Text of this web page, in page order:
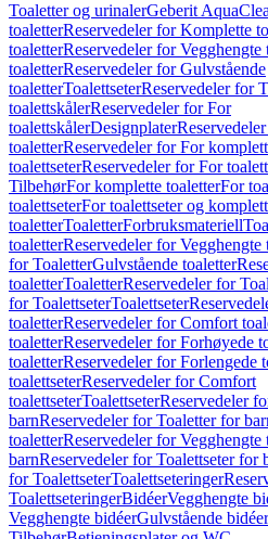
Toaletter og urinalerGeberit
toaletterReservedeler for Komplette
toaletterReservedeler for Vegghengte
toaletterReservedeler for Gulvstående
toaletterToalettseterReservedeler for
toalettskålerReservedeler for For
toalettskålerDesignplater
toaletterReservedeler for For
toalettseterReservedeler for For
TilbehørFor komplette toaletterFor
toalettseterFor toalettseter og
toaletterToaletterForbruksmateriell
toaletterReservedeler for Vegghengte
for ToaletterGulvstående toaletter
toaletterToaletterReservedeler for
for ToalettseterToalettseter
toaletterReservedeler for Comfort
toaletterReservedeler for Forhøyede
toaletterReservedeler for Forlengede
toalettseterReservedeler for Comfort
toalettseterToalettseterReservedeler
barnReservedeler for Toaletter for
toaletterReservedeler for Vegghengte
barnReservedeler for Toalettseter for
for ToalettseterToalettseteringer
ToalettseteringerBidéerVegghengte
Vegghengte bidéerGulvstående bidéer